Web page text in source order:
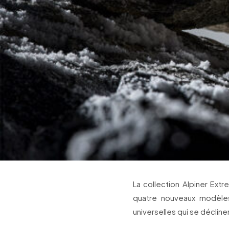
La collection Alpiner
quatre nouveaux
universelles qui se